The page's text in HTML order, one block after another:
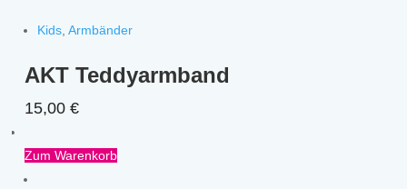
Kids ,Armbänder
AKT Teddyarmband
15,00€
Zum Warenkorb